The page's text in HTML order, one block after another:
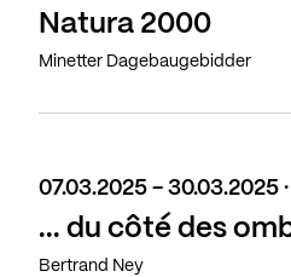
Natura 2000
Minetter Dagebaugebidder
07.03.2025 - 30.03.2025
... du côté des
Bertrand Ney